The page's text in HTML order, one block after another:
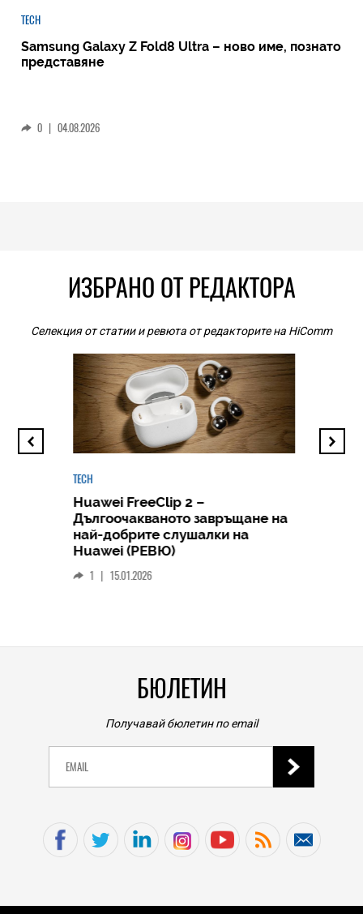
TECH
Samsung Galaxy Z Fold8 Ultra – ново име, познато
представяне
0 | 04.08.2026
ИЗБРАНО ОТ РЕДАКТОРА
Селекция от статии и ревюта от редакторите на HiComm
TECH
Huawei FreeClip 2 –
Дългоочакваното завръщане на
най-добрите слушалки на
Huawei (РЕВЮ)
1 15.01.2026
БЮЛЕТИН
Получавай бюлетин по email